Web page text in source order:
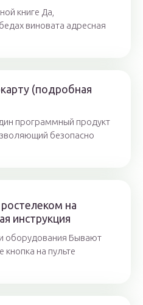
книге Да,
виновата адресная
(подробная
программный продукт
безопасно
на
инструкция
оборудования Бывают
кнопка на пульте